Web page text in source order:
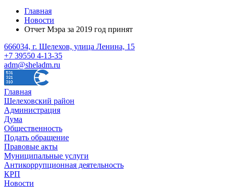
Главная
Новости
Отчет Мэра за 2019 год принят
666034, г. Шелехов, улица Ленина, 15
+7 39550 4-13-35
adm@sheladm.ru
Главная
Шелеховский район
Администрация
Дума
Общественность
Подать обращение
Правовые акты
Муниципальные услуги
Антикоррупционная деятельность
КРП
Новости